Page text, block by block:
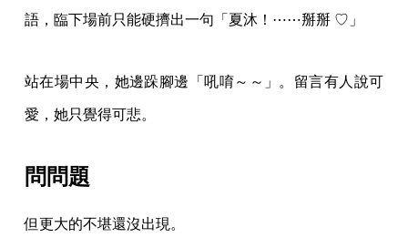
語，臨下場前只能硬擠出一句「夏沐！⋯⋯掰掰 ♡」
站在場中央，她邊跺腳邊「吼唷～～」。留言有人說可
愛，她只覺得可悲。
問問題
但更大的不堪還沒出現。